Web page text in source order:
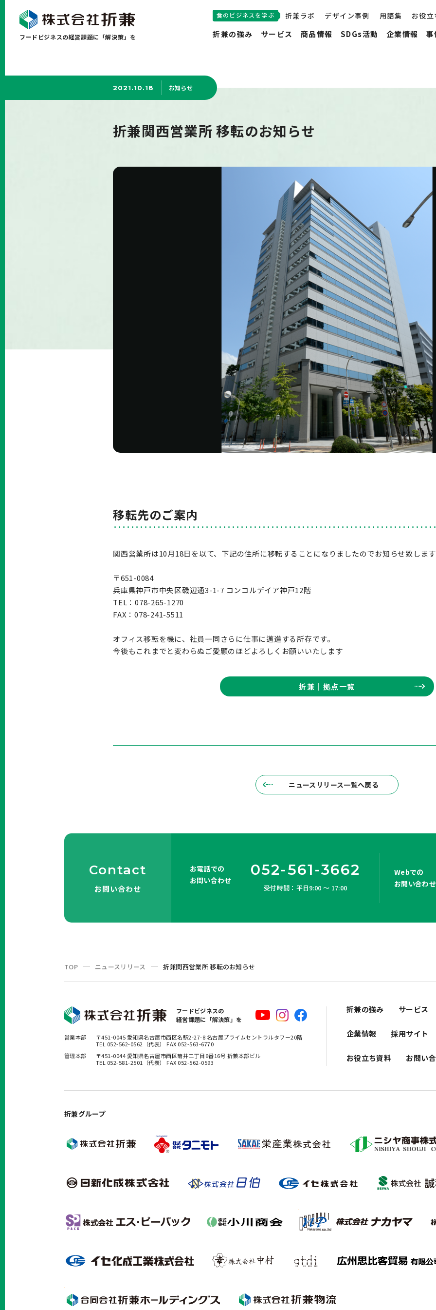
フードビジネスの経営課題に「解決策」を
食のビジネスを学ぶ 折兼ラボ デザイン事例 用語集 お役
折兼の強み サービス 商品情報 SDGs活動 企業情報 事
2021.10.18 お知らせ
折兼関西営業所 移転のお知らせ
移転先のご案内
関西営業所は10月18日を以て、下記の住所に移転することになりましたのでお知らせ致しま
〒651-0084
兵庫県神戸市中央区磯辺通3-1-7 コンコルデイア神戸12階
TEL：078-265-1270
FAX：078-241-5511
オフィス移転を機に、社員一同さらに仕事に邁進する所存です。
今後もこれまでと変わらぬご愛顧のほどよろしくお願いいたします
折兼｜拠点一覧
ニュースリリース一覧へ戻る
Contact
お問い合わせ
お電話での
お問い合わせ
052-561-3662
受付時間：平日9:00 ～ 17:00
Webでの
お問い合わせ
TOP ニュースリリース 折兼関西営業所 移転のお知らせ
フードビジネスの
経営課題に「解決策」を
営業本部
〒451-0045 愛知県名古屋市西区名駅2-27-8 名古屋プライムセントラルタワー20階
TEL 052-562-0562（代表） FAX 052-563-6770
管理本部
〒451-0044 愛知県名古屋市西区菊井二丁目6番16号 折兼本部ビル
TEL 052-581-2501（代表） FAX 052-562-0593
折兼の強み サービス
企業情報 採用サイト
お役立ち資料 お問い
折兼グループ